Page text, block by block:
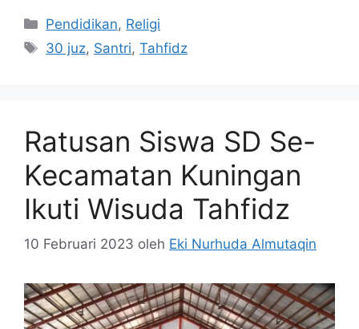
Kategori
Pendidikan, Religi
Tag
30 juz, Santri,Tahfidz
Ratusan Siswa SD Se-
Kecamatan Kuningan
Ikuti Wisuda Tahfidz
10 Februari 2023 oleh Eki Nurhuda Almutaqin